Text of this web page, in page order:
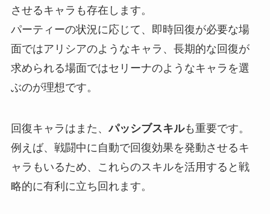
させるキャラも存在します。
パーティーの状況に応じて、即時回復が必要な場
面ではアリシアのようなキャラ、長期的な回復が
求められる場面ではセリーナのようなキャラを選
ぶのが理想です。
回復キャラはまた、パッシブスキルも重要です。
例えば、戦闘中に自動で回復効果を発動させるキ
ャラもいるため、これらのスキルを活用すると戦
略的に有利に立ち回れます。